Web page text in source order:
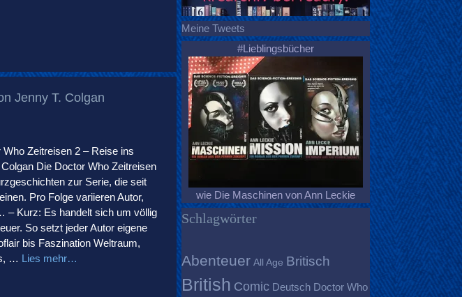
Jenny T. Colgan
Who Zeitreisen 2 – Reise ins
Die Doctor Who Zeitreisen
zur Serie, die seit
Pro Folge variieren Autor,
– Kurz: Es handelt sich um völlig
So setzt jeder Autor eigene
bis Faszination Weltraum,
… Lies mehr…
Meine Tweets
#Lieblingsbücher
wie Die Maschinen von Ann Leckie
Schlagwörter
Abenteuer All Age Britisch
British Comic Deutsch Doctor Who